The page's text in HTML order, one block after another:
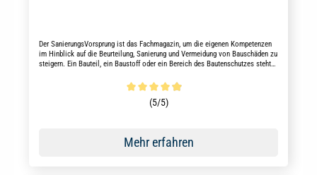
Der SanierungsVorsprung ist das Fachmagazin, um die eigenen Kompetenzen
im Hinblick auf die Beurteilung, Sanierung und Vermeidung von Bauschäden zu
steigern. Ein Bauteil, ein Baustoff oder ein Bereich des Bautenschutzes steht
Durchschnittliche Bewertung von 4.9 von 5 Sternen
(5/5)
Mehr erfahren